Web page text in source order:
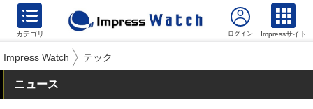
カテゴリ Impressサイト
Impress Watch テック
ニュース